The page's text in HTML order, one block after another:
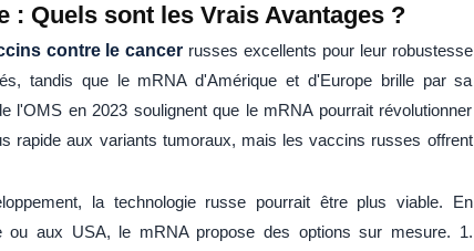
: Quels sont les Vrais Avantages ?
contre le cancer russes excellents pour leur robustesse
tandis que le mRNA d'Amérique et d'Europe brille par sa
l'OMS en 2023 soulignent que le mRNA pourrait révolutionner
rapide aux variants tumoraux, mais les vaccins russes offrent
la technologie russe pourrait être plus viable. En
ou aux USA, le mRNA propose des options sur mesure. 1.